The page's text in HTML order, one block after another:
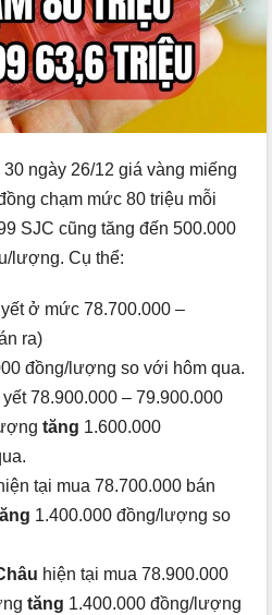
ngày 26/12 giá vàng miếng
chạm mức 80 triệu mỗi
SJC cũng tăng đến 500.000
lượng. Cụ thể:
ở mức 78.700.000 –
ra)
đồng/lượng so với hôm qua.
78.900.000 – 79.900.000
tăng 1.600.000
tại mua 78.700.000 bán
1.400.000 đồng/lượng so
hiện tại mua 78.900.000
tăng 1.400.000 đồng/lượng